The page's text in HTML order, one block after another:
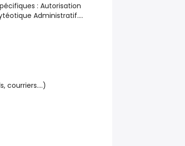
: Autorisation
Administratif….
courriers….)